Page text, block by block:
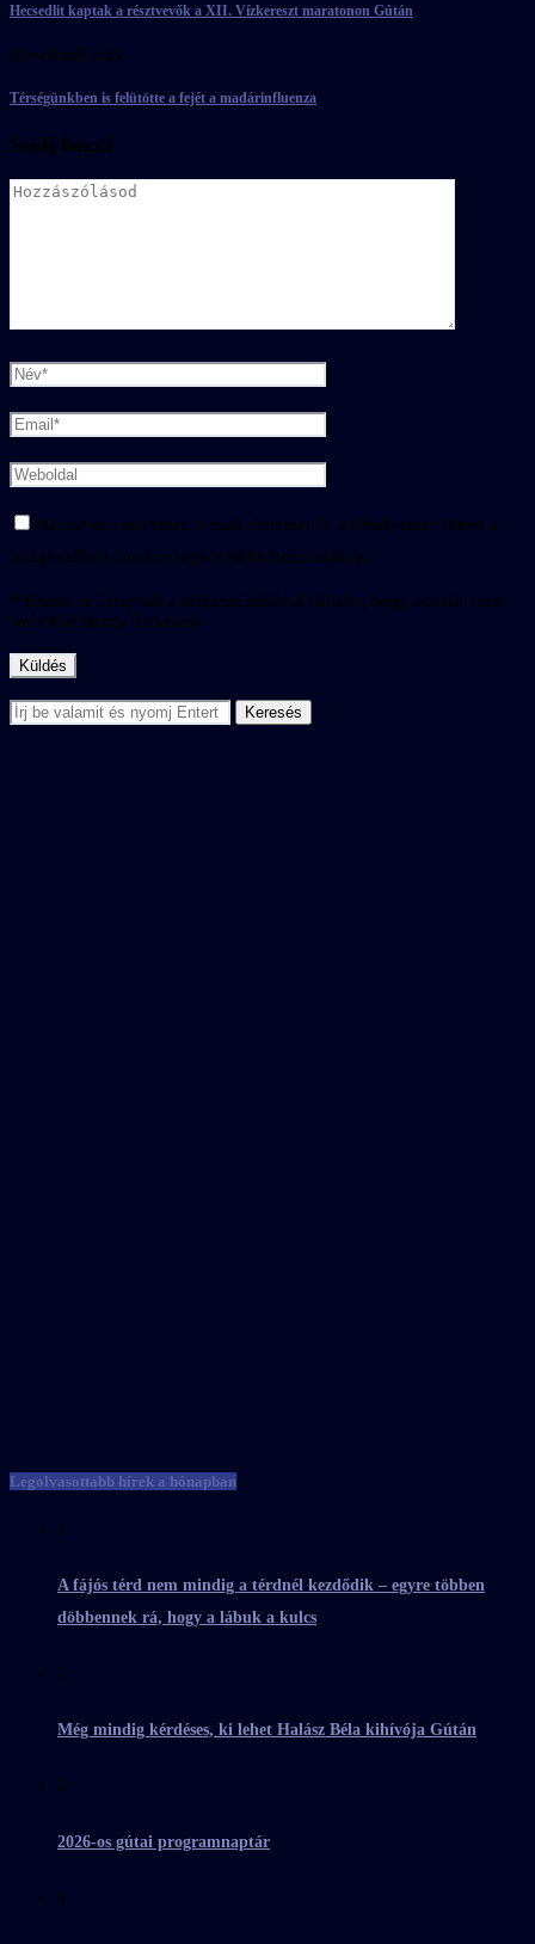
Hecsedlit kaptak a résztvevők a XII. Vízkereszt maratonon Gútán
következő cikk
Térségünkben is felütötte a fejét a madárinfluenza
Szólj hozzá
Mentse el a nevemet, e-mail címemet és webhelyemet ebben a
böngészőben, amikor legközelebb hozzászólok.
* Ennek az űrlapnak a felhasználásával vállalja, hogy adatait ezen
weboldal tárolja és kezeli.
Legolvasottabb hírek a hónapban
1
A fájós térd nem mindig a térdnél kezdődik – egyre többen
döbbennek rá, hogy a lábuk a kulcs
2
Még mindig kérdéses, ki lehet Halász Béla kihívója Gútán
3
2026-os gútai programnaptár
4